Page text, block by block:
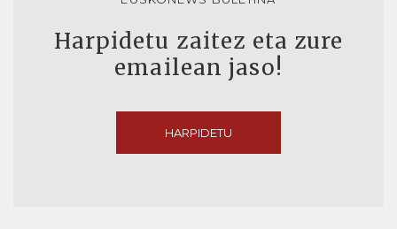
Harpidetu zaitez eta zure
emailean jaso!
HARPIDETU